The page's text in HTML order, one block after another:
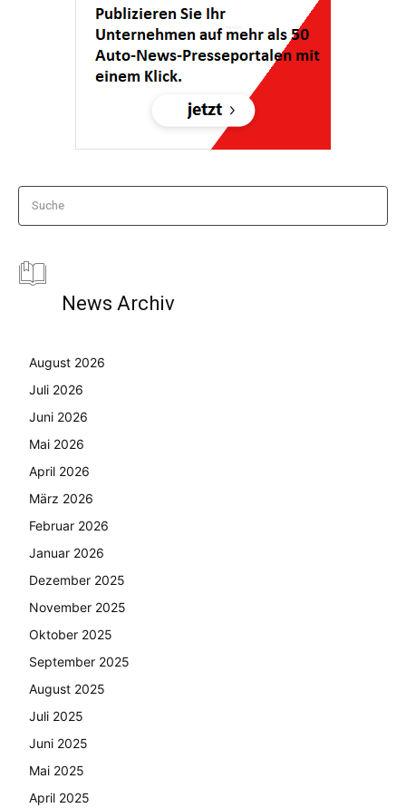
Suche
News Archiv
August 2026
Juli 2026
Juni 2026
Mai 2026
April 2026
März 2026
Februar 2026
Januar 2026
Dezember 2025
November 2025
Oktober 2025
September 2025
August 2025
Juli 2025
Juni 2025
Mai 2025
April 2025